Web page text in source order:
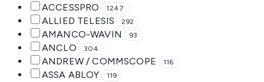
ACCESSPRO 1247
ALLIED TELESIS 292
AMANCO-WAVIN 93
ANCLO 304
ANDREW / COMMSCOPE 116
ASSA ABLOY 119